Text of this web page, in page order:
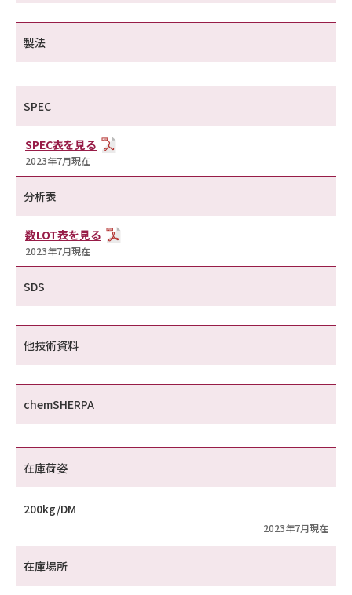
製法
SPEC
SPEC表を見る
2023年7月現在
分析表
数LOT表を見る
2023年7月現在
SDS
他技術資料
chemSHERPA
在庫荷姿
200kg/DM
2023年7月現在
在庫場所